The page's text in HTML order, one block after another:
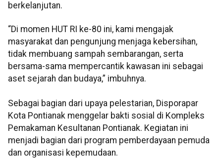
berkelanjutan.
“Di momen HUT RI ke-80 ini, kami mengajak
masyarakat dan pengunjung menjaga kebersihan,
tidak membuang sampah sembarangan, serta
bersama-sama mempercantik kawasan ini sebagai
aset sejarah dan budaya,” imbuhnya.
Sebagai bagian dari upaya pelestarian, Disporapar
Kota Pontianak menggelar bakti sosial di Kompleks
Pemakaman Kesultanan Pontianak. Kegiatan ini
menjadi bagian dari program pemberdayaan pemuda
dan organisasi kepemudaan.